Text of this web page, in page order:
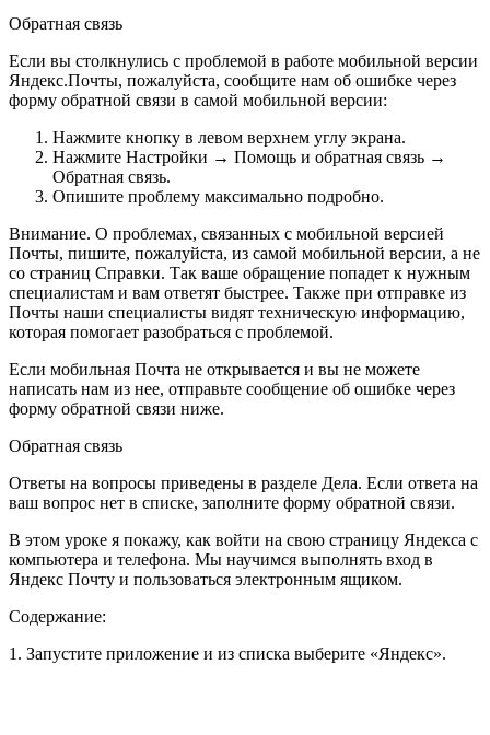
Обратная связь
Если вы столкнулись с проблемой в работе мобильной версии
Яндекс.Почты, пожалуйста, сообщите нам об ошибке через
форму обратной связи в самой мобильной версии:
Нажмите кнопку в левом верхнем углу экрана.
Нажмите Настройки → Помощь и обратная связь →
Обратная связь.
Опишите проблему максимально подробно.
Внимание. О проблемах, связанных с мобильной версией
Почты, пишите, пожалуйста, из самой мобильной версии, а не
со страниц Справки. Так ваше обращение попадет к нужным
специалистам и вам ответят быстрее. Также при отправке из
Почты наши специалисты видят техническую информацию,
которая помогает разобраться с проблемой.
Если мобильная Почта не открывается и вы не можете
написать нам из нее, отправьте сообщение об ошибке через
форму обратной связи ниже.
Обратная связь
Ответы на вопросы приведены в разделе Дела. Если ответа на
ваш вопрос нет в списке, заполните форму обратной связи.
В этом уроке я покажу, как войти на свою страницу Яндекса с
компьютера и телефона. Мы научимся выполнять вход в
Яндекс Почту и пользоваться электронным ящиком.
Содержание:
1 . Запустите приложение и из списка выберите «Яндекс».